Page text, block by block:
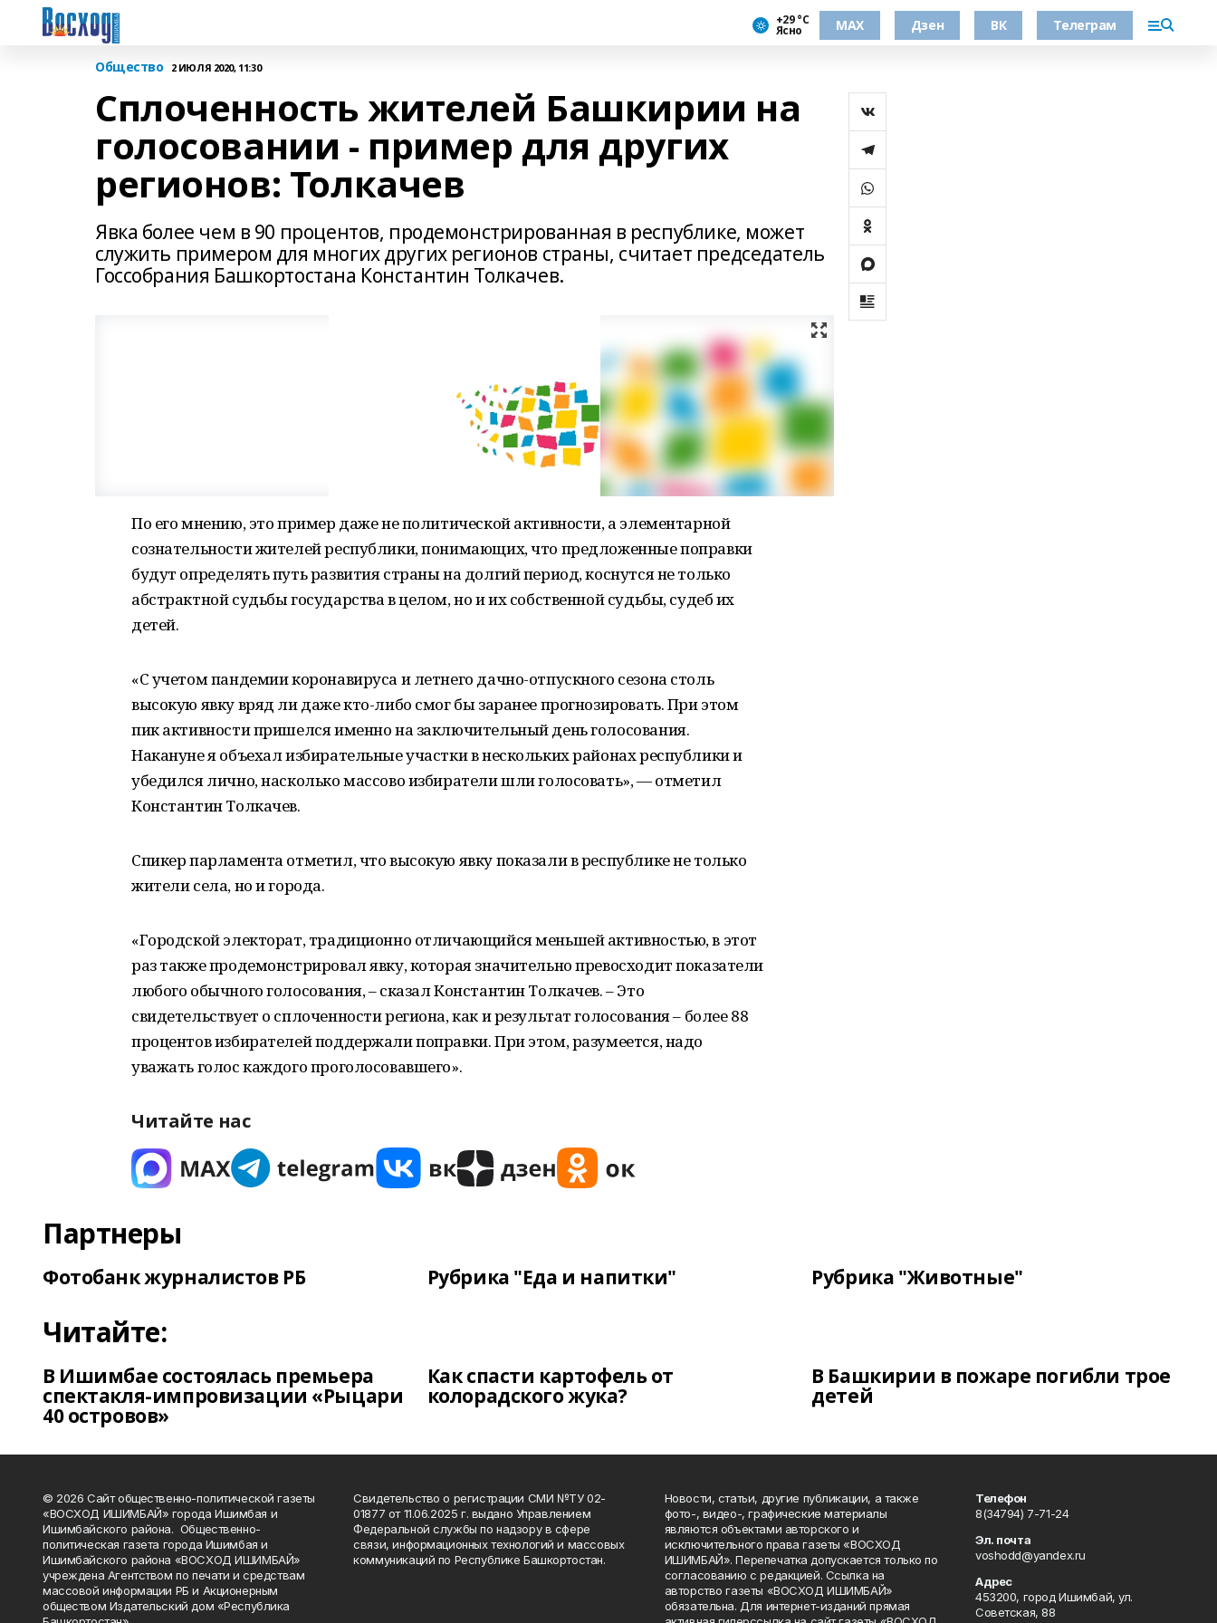
+29 °С
Ясно МАХ Дзен ВК Телеграм
Общество 2 ИЮЛЯ 2020, 11:30
Сплоченность жителей Башкирии на
голосовании - пример для других
регионов: Толкачев
Явка более чем в 90 процентов, продемонстрированная в республике, может
служить примером для многих других регионов страны, считает председатель
Госсобрания Башкортостана Константин Толкачев.
По его мнению, это пример даже не политической активности, а элементарной
сознательности жителей республики, понимающих, что предложенные поправки
будут определять путь развития страны на долгий период, коснутся не только
абстрактной судьбы государства в целом, но и их собственной судьбы, судеб их
детей.
«С учетом пандемии коронавируса и летнего дачно-отпускного сезона столь
высокую явку вряд ли даже кто-либо смог бы заранее прогнозировать. При этом
пик активности пришелся именно на заключительный день голосования.
Накануне я объехал избирательные участки в нескольких районах республики и
убедился лично, насколько массово избиратели шли голосовать», — отметил
Константин Толкачев.
Спикер парламента отметил, что высокую явку показали в республике не только
жители села, но и города.
«Городской электорат, традиционно отличающийся меньшей активностью, в этот
раз также продемонстрировал явку, которая значительно превосходит показатели
любого обычного голосования, – сказал Константин Толкачев. – Это
свидетельствует о сплоченности региона, как и результат голосования – более 88
процентов избирателей поддержали поправки. При этом, разумеется, надо
уважать голос каждого проголосовавшего».
Читайте нас
Партнеры
Фотобанк журналистов РБ Рубрика "Еда и напитки" Рубрика "Животные"
Читайте:
В Ишимбае состоялась премьера
спектакля-импровизации «Рыцари
40 островов»
Как спасти картофель от
колорадского жука?
В Башкирии в пожаре погибли трое
детей
© 2026 Сайт общественно-политической газеты
«ВОСХОД ИШИМБАЙ» города Ишимбая и
Ишимбайского района. Общественно-
политическая газета города Ишимбая и
Ишимбайского района «ВОСХОД ИШИМБАЙ»
учреждена Агентством по печати и средствам
массовой информации РБ и Акционерным
обществом Издательский дом «Республика
Свидетельство о регистрации СМИ №ТУ 02-
01877 от 11.06.2025 г. выдано Управлением
Федеральной службы по надзору в сфере
связи, информационных технологий и массовых
коммуникаций по Республике Башкортостан.
Новости, статьи, другие публикации, а также
фото-, видео-, графические материалы
являются объектами авторского и
исключительного права газеты «ВОСХОД
ИШИМБАЙ». Перепечатка допускается только по
согласованию с редакцией. Ссылка на
авторство газеты «ВОСХОД ИШИМБАЙ»
обязательна. Для интернет-изданий прямая
Телефон
8(34794) 7-71-24
Эл. почта
voshodd@yandex.ru
Адрес
453200, город Ишимбай, ул.
Советская, 88